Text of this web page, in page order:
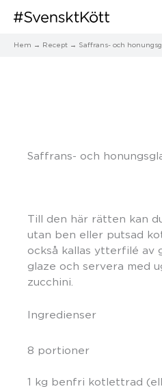
Hem Recept Saffrans- och
Saffrans- och
Till den här rätten kan
utan ben eller putsad
också kallas ytterfilé av
glaze och servera med
zucchini.
Ingredienser
8 portioner
1 kg benfri kotlettrad